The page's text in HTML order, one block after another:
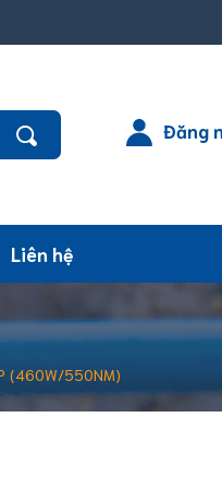
Đăng
Liên hệ
(460W/550NM)